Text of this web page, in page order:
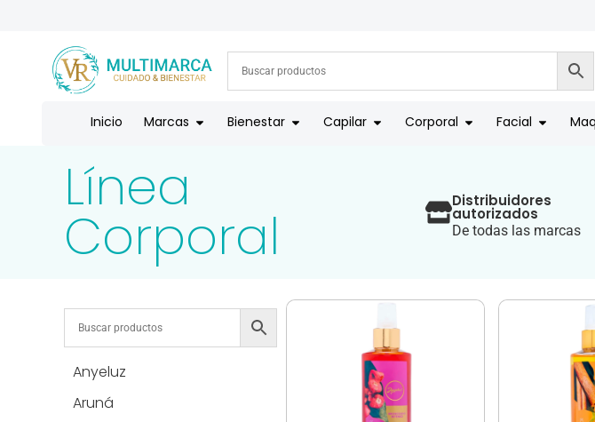
ENVÍOS A TODO EL PAÍS | RECIBIMOS TODOS LOS MEDIOS DE PAGO
Inicio Marcas Bienestar Capilar Corporal Facial
Línea
Corporal
Distribuidores
autorizados
De todas las marcas
Anyeluz
Aruná